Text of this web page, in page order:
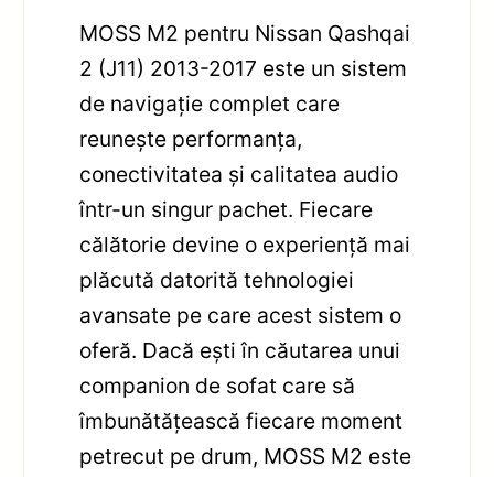
MOSS M2 pentru Nissan Qashqai
2 (J11) 2013-2017 este un sistem
de navigație complet care
reunește performanța,
conectivitatea și calitatea audio
într-un singur pachet. Fiecare
călătorie devine o experiență mai
plăcută datorită tehnologiei
avansate pe care acest sistem o
oferă. Dacă ești în căutarea unui
companion de sofat care să
îmbunătățească fiecare moment
petrecut pe drum, MOSS M2 este